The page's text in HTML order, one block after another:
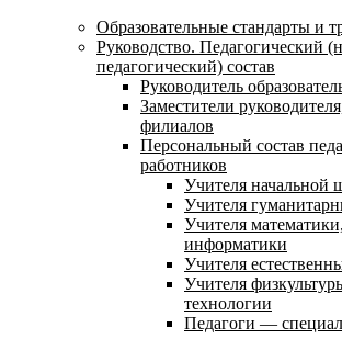
Образовательные стандарты и
Руководство. Педагогический
педагогический) состав
Руководитель
Заместители
филиалов
Персональный состав
работников
Учителя начальной
Учителя
Учителя
информатики
Учителя
Учителя
технологии
Педагоги —